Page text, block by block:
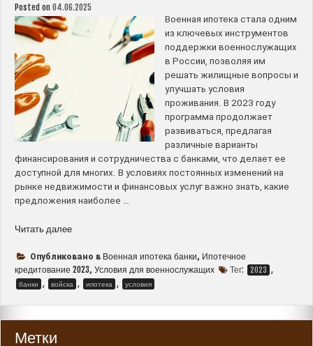
Posted on 04.06.2025
Военная ипотека стала одним
из ключевых инструментов
поддержки военнослужащих
в России, позволяя им
решать жилищные вопросы и
улучшать условия
проживания. В 2023 году
программа продолжает
развиваться, предлагая
различные варианты
финансирования и сотрудничества с банками, что делает ее
доступной для многих. В условиях постоянных изменений на
рынке недвижимости и финансовых услуг важно знать, какие
предложения наиболее …
Читать далее“Военная
в
России
–
Опубликовано в Военная ипотека банки, Ипотечное
кредитование 2023, Условия для военнослужащих Тег: 2023 ,
банки , войска , ипотека , условия
Метки